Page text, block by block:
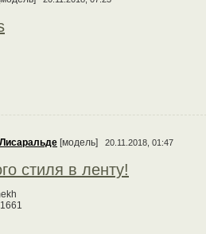
[модель] 20.11.2018, 01:47
стиля в ленту!